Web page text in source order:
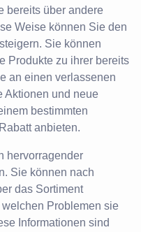
bereits über andere
Weise können Sie den
Sie können
Produkte zu ihrer bereits
an einen verlassenen
Aktionen und neue
bestimmten
anbieten.
hervorragender
Sie können nach
das Sortiment
Problemen sie
Informationen sind